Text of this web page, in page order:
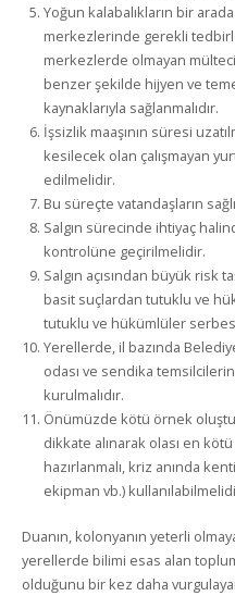
Yoğun kalabalıkların bir
merkezlerinde gerekli
merkezlerde olmayan
benzer şekilde hijyen ve
kaynaklarıyla sağlanmalıdır.
İşsizlik maaşının süresi
kesilecek olan çalışmayan
edilmelidir.
Bu süreçte vatandaşların
Salgın sürecinde ihtiyaç
kontrolüne geçirilmelidir.
Salgın açısından büyük risk
basit suçlardan tutuklu ve
tutuklu ve hükümlüler serbest
Yerellerde, il bazında
odası ve sendika
kurulmalıdır.
Önümüzde kötü örnek
dikkate alınarak olası en
hazırlanmalı, kriz anında
ekipman vb.)
Duanın, kolonyanın yeterli
yerellerde bilimi esas alan
olduğunu bir kez daha